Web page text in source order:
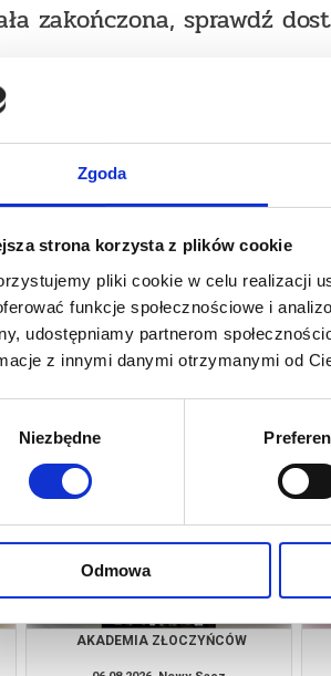
Zgoda
strona korzysta z plików cookie
pliki cookie w celu realizacji
funkcje społecznościowe i
udostępniamy partnerom
z innymi danymi otrzymanymi od
Niezbędne
Odmowa
zakończona, sprawdź
SPRAWIEDLIWOŚĆ OWIEC
kup bilet
AKADEMIA ZŁOCZYŃCÓW